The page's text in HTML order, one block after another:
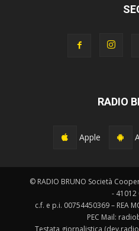
RADIO
Apple
© RADIO BRUNO Società
- 41012
c.f. e p.i. 00754450369 – REA
PEC Mail: